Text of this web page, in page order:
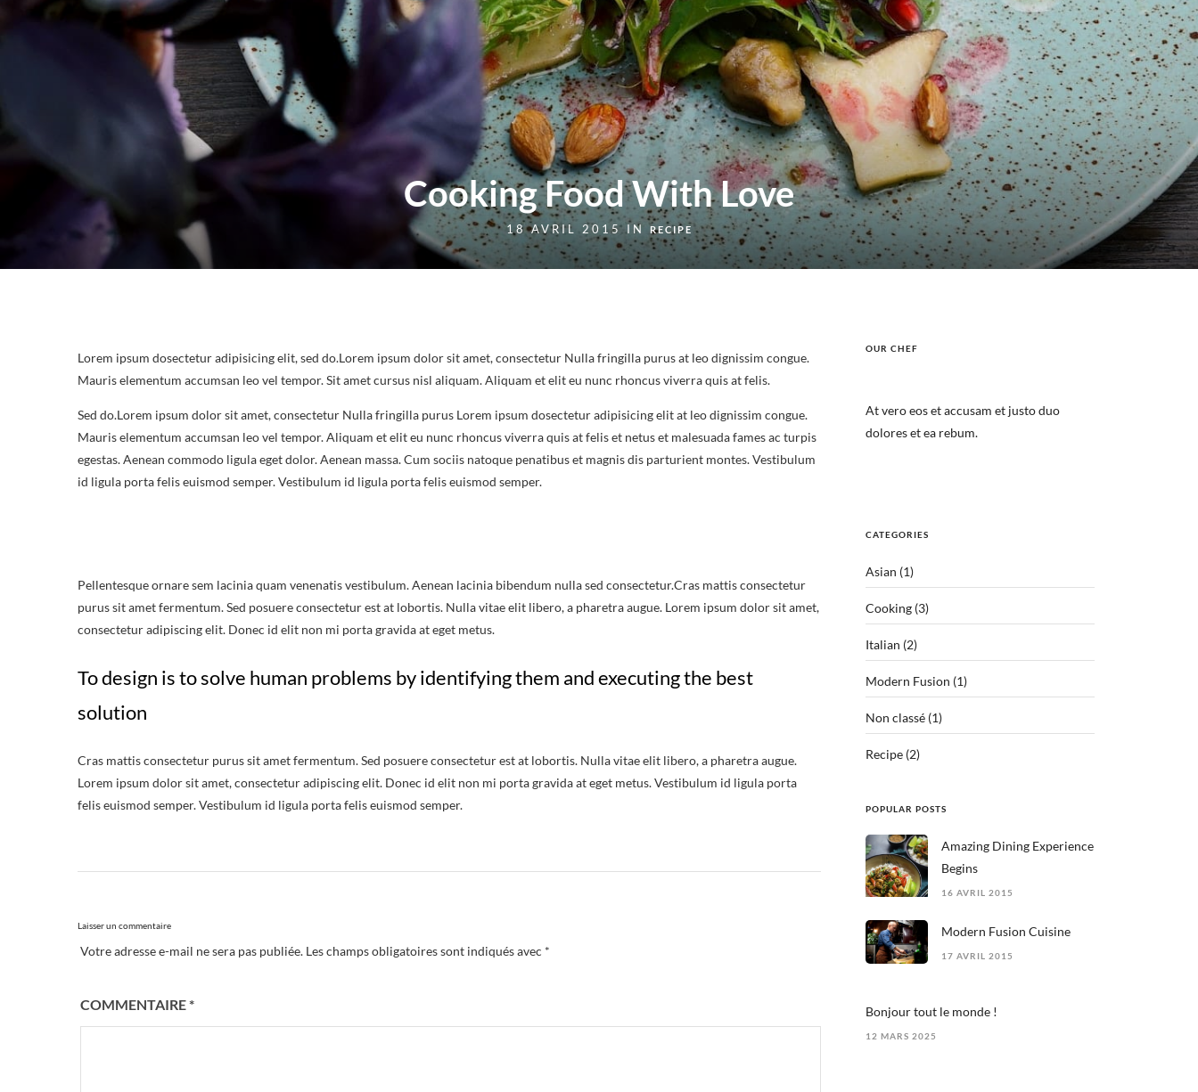
ÉVÉNEMENTS ŒNO-
GASTRONOMIQUES
SERVICES EN LIGNE
PRESSE & RÉFÉRENCES
CONTACT
Cooking Food With Love
18 AVRIL 2015 IN RECIPE
Lorem ipsum dosectetur adipisicing elit, sed do.Lorem ipsum dolor sit amet, consectetur Nulla fringilla purus at leo dignissim congue.
Mauris elementum accumsan leo vel tempor. Sit amet cursus nisl aliquam. Aliquam et elit eu nunc rhoncus viverra quis at felis.
Sed do.Lorem ipsum dolor sit amet, consectetur Nulla fringilla purus Lorem ipsum dosectetur adipisicing elit at leo dignissim congue.
Mauris elementum accumsan leo vel tempor. Aliquam et elit eu nunc rhoncus viverra quis at felis et netus et malesuada fames ac turpis
egestas. Aenean commodo ligula eget dolor. Aenean massa. Cum sociis natoque penatibus et magnis dis parturient montes. Vestibulum
id ligula porta felis euismod semper. Vestibulum id ligula porta felis euismod semper.
Pellentesque ornare sem lacinia quam venenatis vestibulum. Aenean lacinia bibendum nulla sed consectetur.Cras mattis consectetur
purus sit amet fermentum. Sed posuere consectetur est at lobortis. Nulla vitae elit libero, a pharetra augue. Lorem ipsum dolor sit amet,
consectetur adipiscing elit. Donec id elit non mi porta gravida at eget metus.
To design is to solve human problems by identifying them and executing the best
solution
Cras mattis consectetur purus sit amet fermentum. Sed posuere consectetur est at lobortis. Nulla vitae elit libero, a pharetra augue.
Lorem ipsum dolor sit amet, consectetur adipiscing elit. Donec id elit non mi porta gravida at eget metus. Vestibulum id ligula porta
felis euismod semper. Vestibulum id ligula porta felis euismod semper.
Laisser un commentaire
Votre adresse e-mail ne sera pas publiée. Les champs obligatoires sont indiqués avec *
COMMENTAIRE*
OUR CHEF
At vero eos et accusam et justo duo
dolores et ea rebum.
CATEGORIES
Asian (1)
Cooking (3)
Italian (2)
Modern Fusion (1)
Non classé (1)
Recipe (2)
POPULAR POSTS
Amazing Dining Experience
Begins
16 AVRIL 2015
Modern Fusion Cuisine
17 AVRIL 2015
Bonjour tout le monde !
12 MARS 2025